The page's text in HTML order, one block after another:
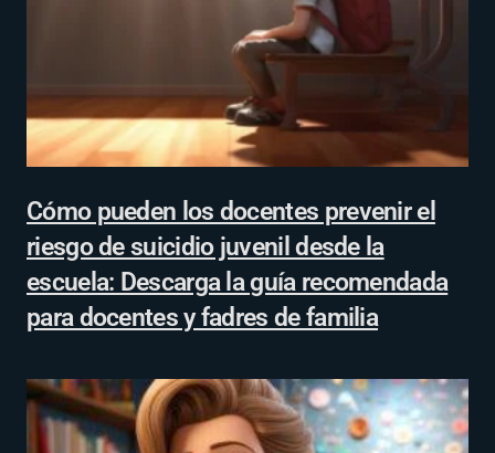
Cómo pueden los docentes prevenir el
riesgo de suicidio juvenil desde la
escuela: Descarga la guía recomendada
para docentes y fadres de familia